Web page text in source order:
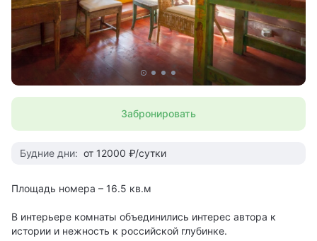
Забронировать
Будние дни: от 12000 ₽/сутки
Площадь номера – 16.5 кв.м
В интерьере комнаты объединились интерес автора к
истории и нежность к российской глубинке.